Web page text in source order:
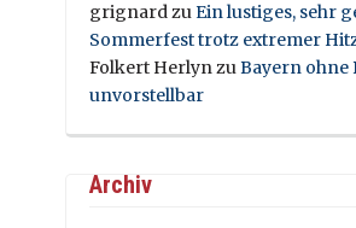
grignardzuEin lustiges, sehr
Sommerfest trotz extremer
Folkert HerlynzuBayern ohne
unvorstellbar
Archiv